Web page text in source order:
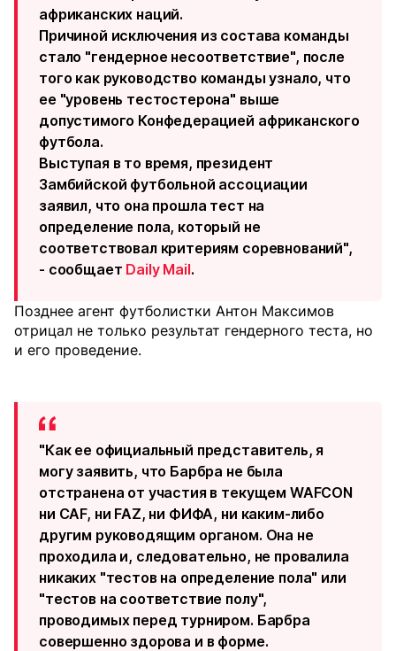
африканских наций.
Причиной исключения из состава команды
стало "гендерное несоответствие", после
того как руководство команды узнало, что
ее "уровень тестостерона" выше
допустимого Конфедерацией африканского
футбола.
Выступая в то время, президент
Замбийской футбольной ассоциации
заявил, что она прошла тест на
определение пола, который не
соответствовал критериям соревнований",
- сообщает Daily Mail.
Позднее агент футболистки Антон Максимов
отрицал не только результат гендерного теста, но
и его проведение.
"Как ее официальный представитель, я
могу заявить, что Барбра не была
отстранена от участия в текущем WAFCON
ни CAF, ни FAZ, ни ФИФА, ни каким-либо
другим руководящим органом. Она не
проходила и, следовательно, не провалила
никаких "тестов на определение пола" или
"тестов на соответствие полу",
проводимых перед турниром. Барбра
совершенно здорова и в форме.